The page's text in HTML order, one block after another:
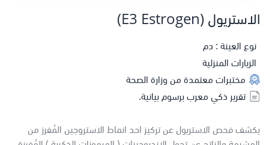
الاستريول (E3 Estrogen)
نوع العينة : دم
الزيارات المنزلية
مختبرات معتمدة من وزارة الصحة
تقرير ذكي معرب برسوم بيانية.
يكشف فحص الاستريول عن تركيز احد انماط الاستروجين المُفرز من